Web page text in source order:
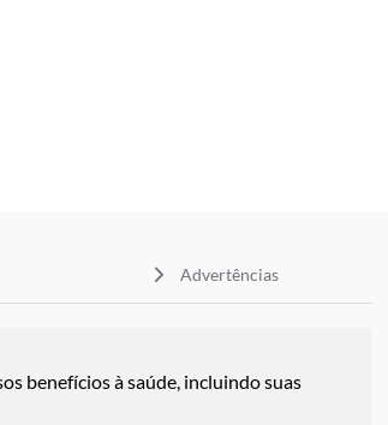
Advertências
benefícios à saúde, incluindo suas